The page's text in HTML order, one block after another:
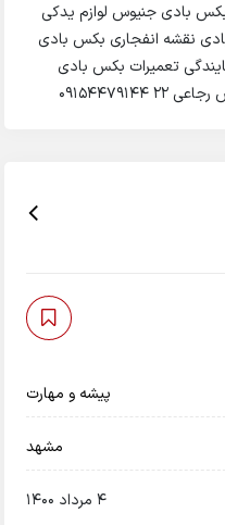
بادی جنیوس لوازم یدکی
نقشه انفجاری بکس بادی
تعمیرات بکس بادی
پیشه و مهارت
مشهد
4 مرداد 1400